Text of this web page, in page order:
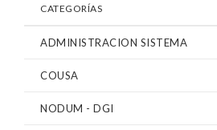
CATEGORÍAS
ADMINISTRACION SISTEMA
COUSA
NODUM - DGI